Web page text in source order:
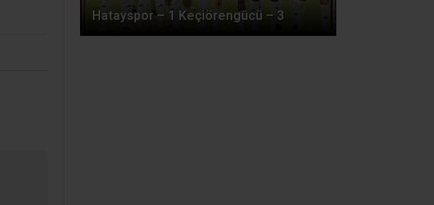
Hatayspor – 1 Keçiörengücü – 3